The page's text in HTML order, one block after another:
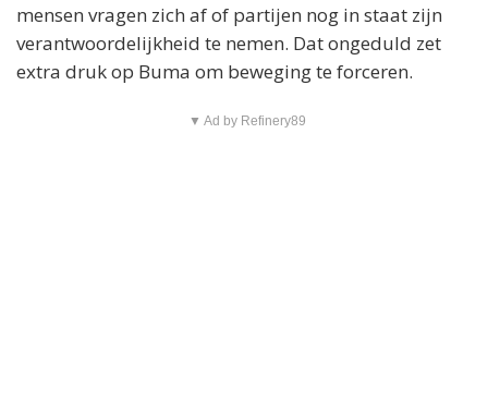
mensen vragen zich af of partijen nog in staat zijn
verantwoordelijkheid te nemen. Dat ongeduld zet
extra druk op Buma om beweging te forceren.
▼ Ad by Refinery89